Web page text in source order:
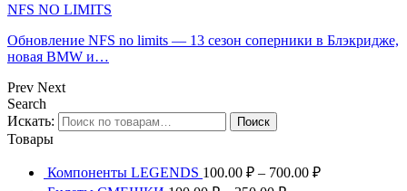
NFS NO LIMITS
Обновление NFS no limits — 13 сезон соперники в Блэкридже,
новая BMW и…
Prev Next
Search
Искать:
Поиск
Товары
Компоненты LEGENDS 100.00 ₽ – 700.00 ₽